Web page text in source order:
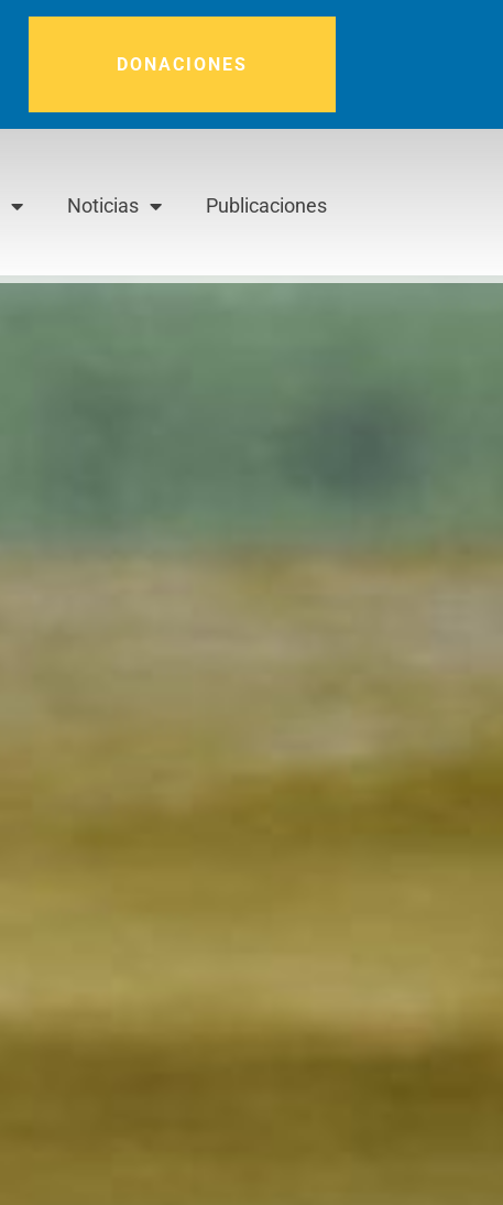
DONACIONES
Noticias Publicaciones